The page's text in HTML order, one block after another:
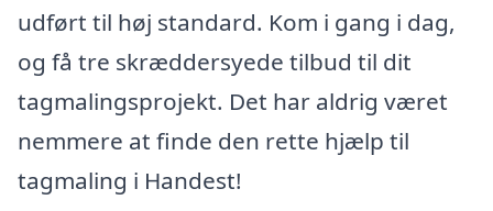
udført til høj standard. Kom i gang i dag,
og få tre skræddersyede tilbud til dit
tagmalingsprojekt. Det har aldrig været
nemmere at finde den rette hjælp til
tagmaling i Handest!